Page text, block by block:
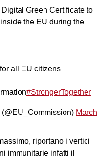
Green Certificate to
the EU during the
all EU citizens
#StrongerTogether
March
riportano i vertici
immunitarie infatti il